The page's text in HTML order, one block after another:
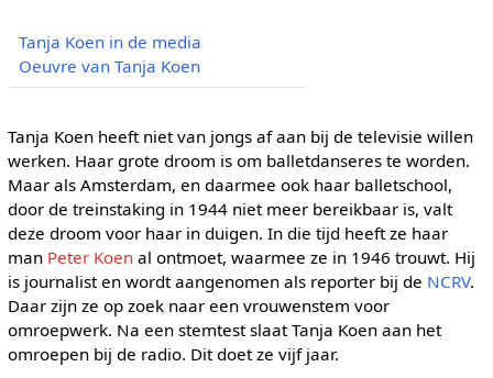
Tanja Koen in de media
Oeuvre van Tanja Koen
Tanja Koen heeft niet van jongs af aan bij de televisie willen
werken. Haar grote droom is om balletdanseres te worden.
Maar als Amsterdam, en daarmee ook haar balletschool,
door de treinstaking in 1944 niet meer bereikbaar is, valt
deze droom voor haar in duigen. In die tijd heeft ze haar
man Peter Koenal ontmoet, waarmee ze in 1946 trouwt. Hij
is journalist en wordt aangenomen als reporter bij de NCRV.
Daar zijn ze op zoek naar een vrouwenstem voor
omroepwerk. Na een stemtest slaat Tanja Koen aan het
omroepen bij de radio. Dit doet ze vijf jaar.